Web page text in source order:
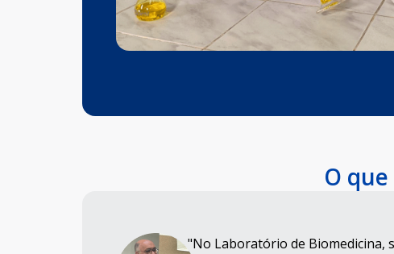
O
"No Laboratório de Biomedicina,